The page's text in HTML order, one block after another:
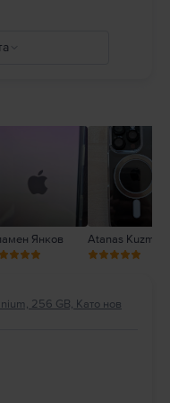
на повредени кабели
на:
Янков Atanas
256 GB, Като нов